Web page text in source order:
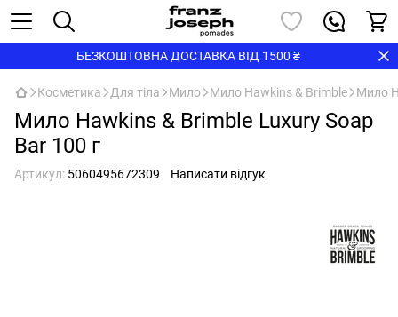
БЕЗКОШТОВНА ДОСТАВКА ВІД 1500 ₴
Косметика Для тіла Мило Мило Hawkins & Brimble Мило
Мило Hawkins & Brimble Luxury Soap
Bar 100 г
Артикул: 5060495672309 Написати відгук